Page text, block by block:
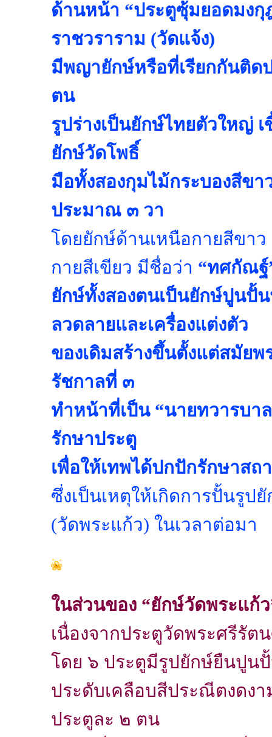
ด้านหน้า “ประตูซุ้มยอดมง
ราชวราราม (วัดแจ้ง)
มีพญายักษ์หรือที่เรียกกันติด
ตน
รูปร่างเป็นยักษ์ไทยตัวใหญ่
ยักษ์วัดโพธิ์
มือทั้งสองกุมไม้กระบองสีข
ประมาณ ๓ วา
โดยยักษ์ด้านเหนือกายสีขา
กายสีเขียว มีชื่อว่า “ทศกัณฐ์
ยักษ์ทั้งสองตนเป็นยักษ์ปูนปั้น
ลวดลายและเครื่องแต่งตัว
ของเดิมสร้างขึ้นตั้งแต่สมัยพ
รัชกาลที่ ๓
ทำหน้าที่เป็น “นายทวารบา
รักษาประตู
เพื่อให้เทพได้ปกปักรักษาส
ซึ่งเป็นเหตุให้เกิดการปั้นรูป
(วัดพระแก้ว) ในเวลาต่อมา
ในส่วนของ “ยักษ์วัดพระแ
เนื่องจากประตูวัดพระศรีรั
โดย ๖ ประตูมีรูปยักษ์ยืนปูน
ประดับเคลือบสีประณีตงดงา
ประตูละ ๒ ตน